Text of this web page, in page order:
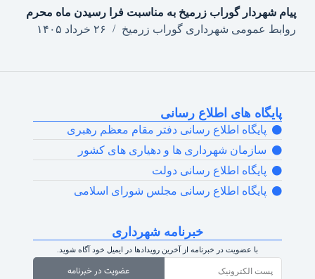
پیام شهردار گوراب زرمیخ به مناسبت فرا رسیدن ماه محرم
روابط عمومی شهرداری گوراب زرمیخ
۲۶ خرداد ۱۴۰۵
پایگاه های اطلاع رسانی
پایگاه اطلاع رسانی دفتر مقام معظم رهبری
سازمان شهرداری ها و دهیاری های کشور
پایگاه اطلاع رسانی دولت
پایگاه اطلاع رسانی مجلس شورای اسلامی
خبرنامه شهرداری
با عضویت در خبرنامه از آخرین رویدادها در ایمیل خود آگاه شوید.
عضویت در خبرنامه